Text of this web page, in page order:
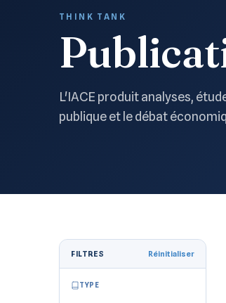
THINK TANK
L'IACE produit analyses,
publique et le débat
FILTRES Réinitialiser
TYPE